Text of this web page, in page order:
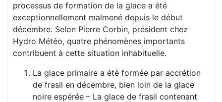
processus de formation de la glace a été
exceptionnellement malmené depuis le début
décembre. Selon Pierre Corbin, président chez
Hydro Météo, quatre phénomènes importants
contribuent à cette situation inhabituelle.
La glace primaire a été formée par accrétion
de frasil en décembre, bien loin de la glace
noire espérée – La glace de frasil contenant